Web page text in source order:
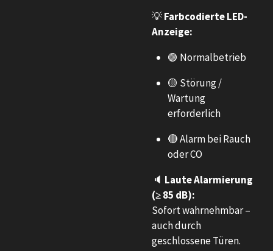
💡Farbcodierte LED-
Anzeige:
🟢 Normalbetrieb
🟡 Störung /
Wartung
erforderlich
🔴 Alarm bei Rauch
oder CO
🔈 Laute Alarmierung
(≥ 85 dB):
Sofort wahrnehmbar –
auch durch
geschlossene Türen.